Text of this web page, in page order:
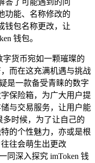
功能、名称修改的
钱包名称更改，让
钱包。
货币宛如一颗璀璨的
而在这充满机遇与挑战
是一款备受青睐的数字
保险箱，为广大用户提
与交易服务，让用户能
时候，为了让自己的
的个性魅力，亦或是根
往会萌生出更改
同深入探究 imToken 钱